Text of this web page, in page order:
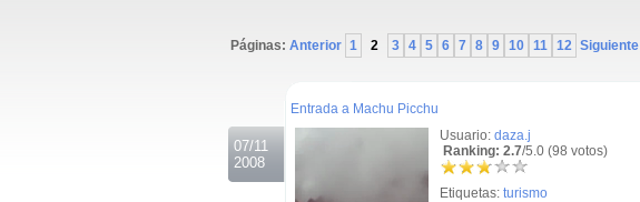
Páginas: Anterior 1 2 3 4 5 6 7 8 9 10 11 12 Siguiente
07/11
2008
Entrada a Machu Picchu
Usuario: daza.j
Ranking: 2.7/5.0 (98 votos)
Etiquetas: turismo